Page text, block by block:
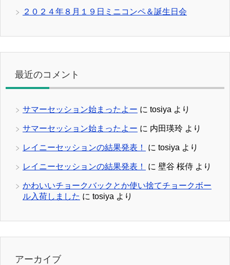
２０２４年８月１９日ミニコンペ＆誕生日会
最近のコメント
サマーセッション始まったよー に tosiya より
サマーセッション始まったよー に 内田瑛玲 より
レイニーセッションの結果発表！ に tosiya より
レイニーセッションの結果発表！ に 壁谷 桜侍 より
かわいいチョークバックとか使い捨てチョークボー
ル入荷しました に tosiya より
アーカイブ